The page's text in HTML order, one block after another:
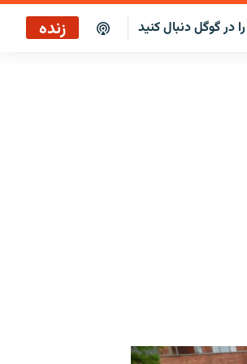
در گوگل دنبال کنید زنده